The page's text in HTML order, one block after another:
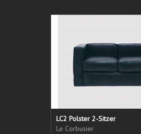
LC2 Polster 2-Sitzer
Le Corbusier